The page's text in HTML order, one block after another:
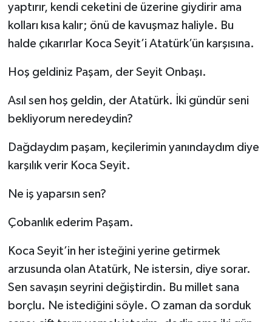
yaptırır, kendi ceketini de üzerine giydirir ama
kolları kısa kalır; önü de kavuşmaz haliyle. Bu
halde çıkarırlar Koca Seyit’i Atatürk’ün karşısına.
Hoş geldiniz Paşam, der Seyit Onbaşı.
Asıl sen hoş geldin, der Atatürk. İki gündür seni
bekliyorum neredeydin?
Dağdaydım paşam, keçilerimin yanındaydım diye
karşılık verir Koca Seyit.
Ne iş yaparsın sen?
Çobanlık ederim Paşam.
Koca Seyit’in her isteğini yerine getirmek
arzusunda olan Atatürk, Ne istersin, diye sorar.
Sen savaşın seyrini değiştirdin. Bu millet sana
borçlu. Ne istediğini söyle. O zaman da sorduk